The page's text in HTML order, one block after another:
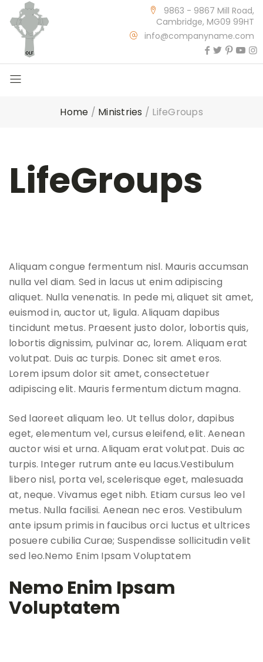
9863 - 9867 Mill Road,
Cambridge, MG09 99HT
info@companyname.com
Home / Ministries / LifeGroups
LifeGroups
Aliquam congue fermentum nisl. Mauris accumsan
nulla vel diam. Sed in lacus ut enim adipiscing
aliquet. Nulla venenatis. In pede mi, aliquet sit amet,
euismod in, auctor ut, ligula. Aliquam dapibus
tincidunt metus. Praesent justo dolor, lobortis quis,
lobortis dignissim, pulvinar ac, lorem. Aliquam erat
volutpat. Duis ac turpis. Donec sit amet eros.
Lorem ipsum dolor sit amet, consectetuer
adipiscing elit. Mauris fermentum dictum magna.
Sed laoreet aliquam leo. Ut tellus dolor, dapibus
eget, elementum vel, cursus eleifend, elit. Aenean
auctor wisi et urna. Aliquam erat volutpat. Duis ac
turpis. Integer rutrum ante eu lacus.Vestibulum
libero nisl, porta vel, scelerisque eget, malesuada
at, neque. Vivamus eget nibh. Etiam cursus leo vel
metus. Nulla facilisi. Aenean nec eros. Vestibulum
ante ipsum primis in faucibus orci luctus et ultrices
posuere cubilia Curae; Suspendisse sollicitudin velit
sed leo.Nemo Enim Ipsam Voluptatem
Nemo Enim Ipsam
Voluptatem